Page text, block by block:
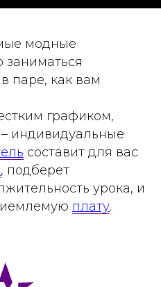
модные
паре, как вам
графиком,
индивидуальные
составит для вас
, подберет
урока, и
плату.